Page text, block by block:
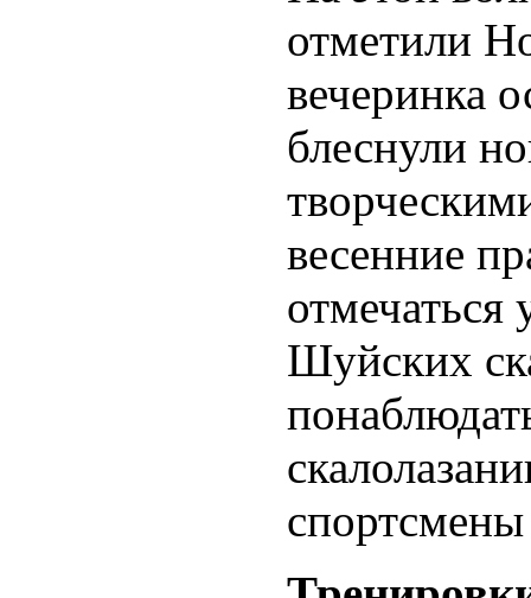
отметили
вечеринка
блеснули
весенние
отмечаться
Шуйских